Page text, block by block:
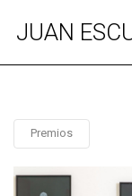
JUAN
Premios